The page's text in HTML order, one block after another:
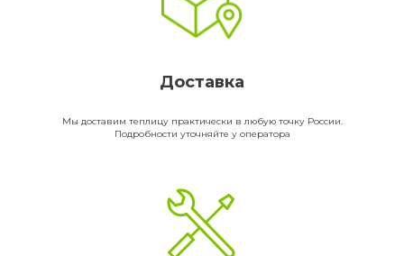
Доставка
Мы доставим теплицу практически в любую точку России.
Подробности уточняйте у оператора